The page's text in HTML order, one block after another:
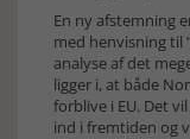
En ny afstemning
med henvisning til
analyse af det
ligger i, at både
forblive i EU. Det
ind i fremtiden og